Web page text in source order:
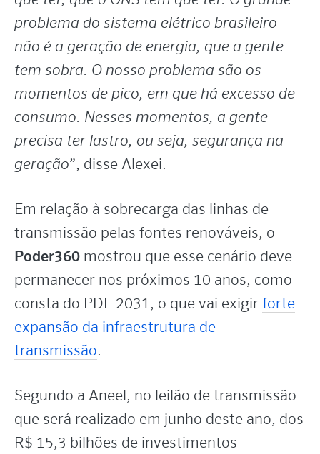
problema do sistema elétrico brasileiro
não é a geração de energia, que a gente
tem sobra. O nosso problema são os
momentos de pico, em que há excesso de
consumo. Nesses momentos, a gente
precisa ter lastro, ou seja, segurança na
geração”, disse Alexei.
Em relação à sobrecarga das linhas de
transmissão pelas fontes renováveis, o
Poder360 mostrou que esse cenário deve
permanecer nos próximos 10 anos, como
consta do PDE 2031, o que vai exigir forte
expansão da infraestrutura de
transmissão.
Segundo a Aneel, no leilão de transmissão
que será realizado em junho deste ano, dos
R$ 15,3 bilhões de investimentos